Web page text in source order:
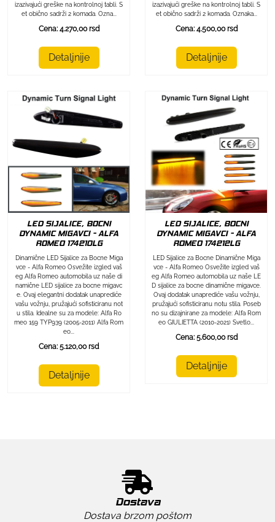
izazivajući greške na kontrolnoj tabli. S
et obično sadrži 2 komada. Ozna...
Cena: 4.270,00 rsd
Detaljnije
izazivajući greške na kontrolnoj tabli. S
et obično sadrži 2 komada. Oznaka...
Cena: 4.500,00 rsd
Detaljnije
LED SIJALICE, BOCNI
DYNAMIC MIGAVCI - ALFA
ROMEO 174210LG
Dinamične LED Sijalice za Bocne Miga
vce - Alfa Romeo Osvežite izgled vaš
eg Alfa Romeo automobila uz naše di
namične LED sijalice za bocne migavc
e. Ovaj elegantni dodatak unaprediće
vašu vožnju, pružajući sofisticiranu not
u stila. Idealne su za modele: Alfa Ro
meo 159 TYP939 (2005-2011) Alfa Rom
eo...
Cena: 5.120,00 rsd
Detaljnije
LED SIJALICE, BOCNI
DYNAMIC MIGAVCI - ALFA
ROMEO 174212LG
LED Sijalice za Bocne Dinamične Miga
vce - Alfa Romeo Osvežite izgled vaš
eg Alfa Romeo automobila uz naše LE
D sijalice za bocne dinamične migavce.
Ovaj dodatak unaprediće vašu vožnju,
pružajući sofisticiranu notu stila. Poseb
no su dizajnirane za modele: Alfa Rom
eo GIULIETTA (2010-2021) Svetlo...
Cena: 5.600,00 rsd
Detaljnije
Dostava
Dostava brzom poštom